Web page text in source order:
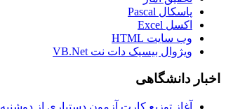
پاسکال Pascal
اکسل Excel
وب سايت HTML
ويژوال بيسيک دات نت VB.Net
اخبار دانشگاهی
آغاز توزيع کارت آزمون دستياري از دوشنبه